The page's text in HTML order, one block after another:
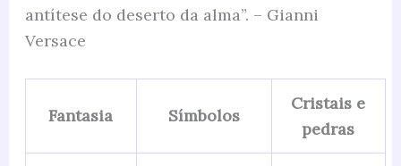
antítese do deserto da alma”. – Gianni
Versace
Fantasia Símbolos
Cristais e
pedras